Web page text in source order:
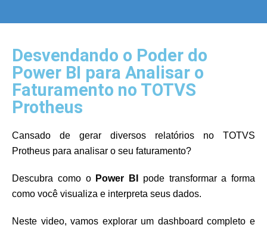
Desvendando o Poder do
Power BI para Analisar o
Faturamento no TOTVS
Protheus
Cansado de gerar diversos relatórios no TOTVS
Protheus para analisar o seu faturamento?
Descubra como o Power BI
pode transformar a forma
como você visualiza e interpreta seus dados.
Neste video, vamos explorar um dashboard completo e